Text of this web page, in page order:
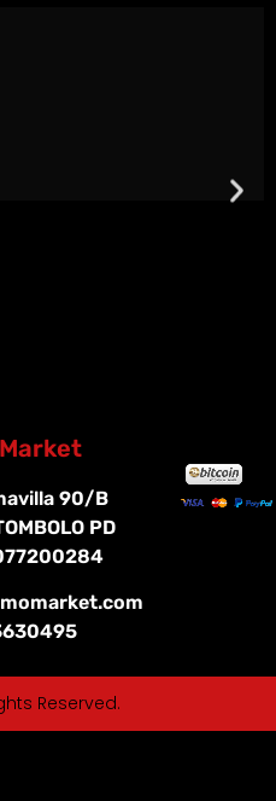
90/B
PD
Reserved.